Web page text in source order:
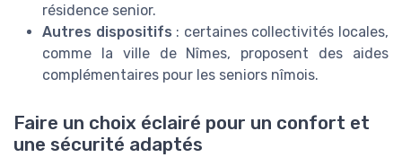
résidence senior.
Autres dispositifs : certaines collectivités locales,
comme la ville de Nîmes, proposent des aides
complémentaires pour les seniors nîmois.
Faire un choix éclairé pour un confort et
une sécurité adaptés